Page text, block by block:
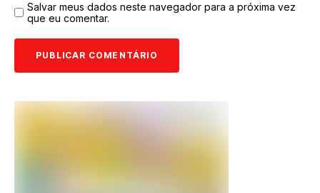
Salvar meus dados neste navegador para a próxima vez
que eu comentar.